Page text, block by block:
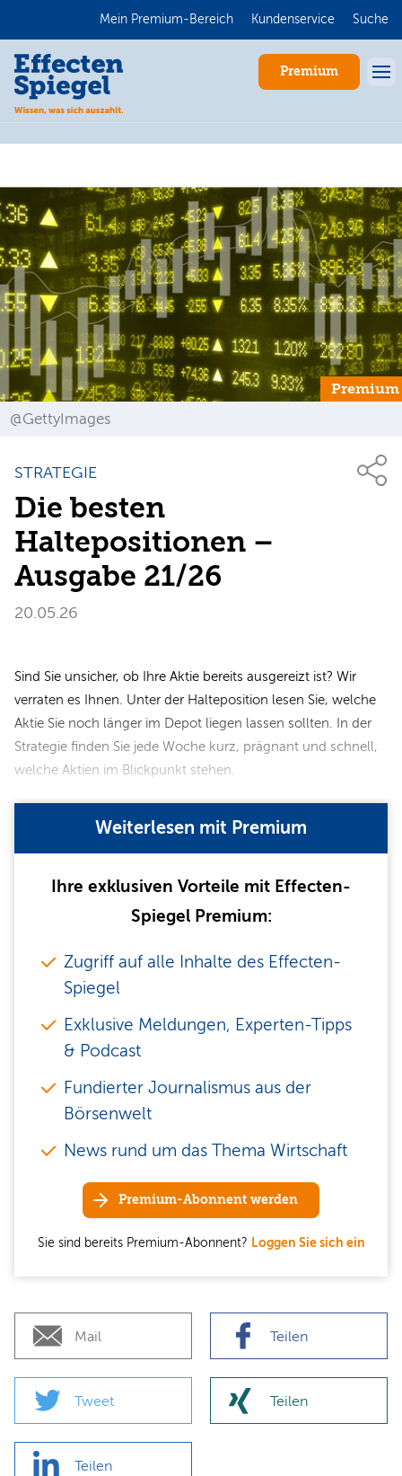
Mein Premium-Bereich Kundenservice Suche
Premium
Premium
@GettyImages
STRATEGIE
Die besten
Haltepositionen –
Ausgabe 21/26
20.05.26
Sind Sie unsicher, ob Ihre Aktie bereits ausgereizt ist? Wir
verraten es Ihnen. Unter der Halteposition lesen Sie, welche
Aktie Sie noch länger im Depot liegen lassen sollten. In der
Strategie finden Sie jede Woche kurz, prägnant und schnell,
welche Aktien im Blickpunkt stehen.
Weiterlesen mit Premium
Ihre exklusiven Vorteile mit Effecten-
Spiegel Premium:
Zugriff auf alle Inhalte des Effecten-
Spiegel
Exklusive Meldungen, Experten-Tipps
& Podcast
Fundierter Journalismus aus der
Börsenwelt
News rund um das Thema Wirtschaft
Premium-Abonnent werden
Sie sind bereits Premium-Abonnent? Loggen Sie sich ein
Mail Teilen
Tweet Teilen
Teilen
Anmelden